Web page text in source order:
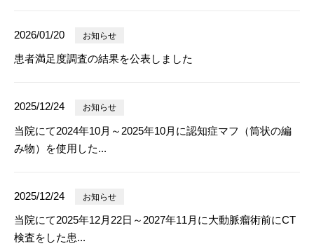
2026/01/20 お知らせ
患者満足度調査の結果を公表しました
2025/12/24 お知らせ
当院にて2024年10月～2025年10月に認知症マフ（筒状の編
み物）を使用した...
2025/12/24 お知らせ
当院にて2025年12月22日～2027年11月に大動脈瘤術前にCT
検査をした患...